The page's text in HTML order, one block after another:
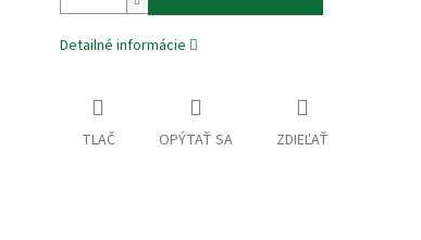
Detailné informácie
TLAČ OPÝTAŤ SA ZDIEĽAŤ